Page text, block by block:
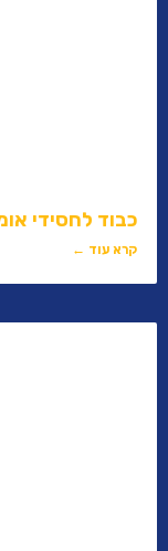
כבוד לחסידי
קרא עוד ←